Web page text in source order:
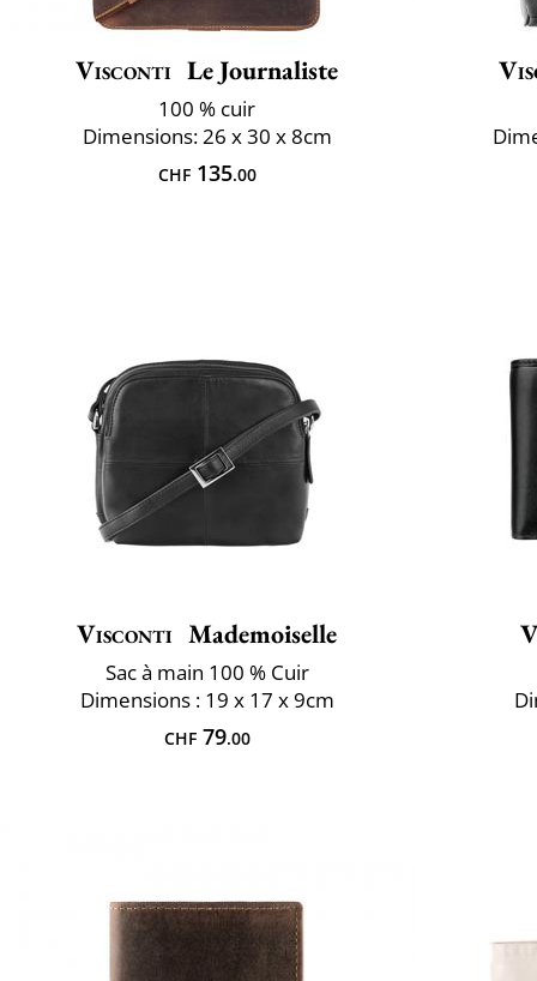
Visconti Le Journaliste
100 % cuir
Dimensions: 26 x 30 x 8cm
CHF135.00
Visconti Mademoiselle
Sac à main 100 % Cuir
Dimensions : 19 x 17 x 9cm
CHF79.00